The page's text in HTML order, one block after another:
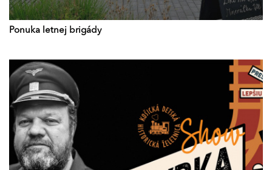
Ponuka letnej brigády